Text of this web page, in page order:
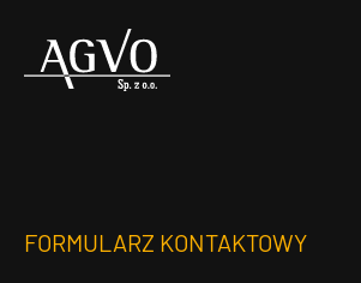
Header
FORMULARZ KONTAKTOWY